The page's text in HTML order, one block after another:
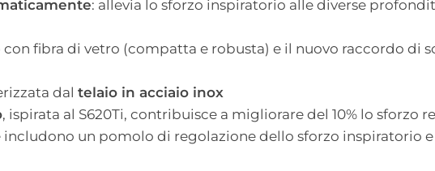
: allevia lo sforzo inspiratorio alle diverse
fibra di vetro (compatta e robusta) e il nuovo raccordo di
dal telaio in acciaio inox
, ispirata al S620Ti, contribuisce a migliorare del 10% lo sforzo
un pomolo di regolazione dello sforzo inspiratorio